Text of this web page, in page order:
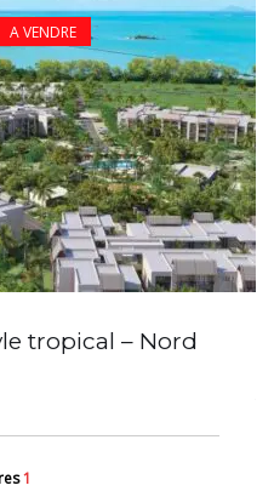
tropical – Nord
A VENDRE
1